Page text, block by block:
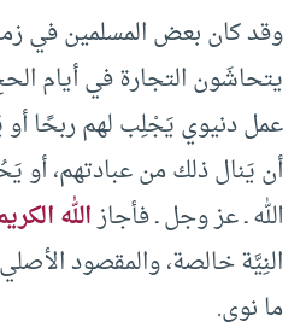
وقد كان بعض المسلمين في
يتحاشَون التجارة في أيام
عمل دنيوي يَجْلِب لهم ربحًا أو
أن يَنال ذلك من عبادتهم، أو
الله ـ عز وجل ـ فأجازالله
النِيَّة خالصة، والمقصود
ما نوى.